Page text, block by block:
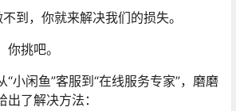
到，你就来解决我们的损失。
挑吧。
“小闲鱼”客服到“在线服务专家”，磨磨
了解决方法：